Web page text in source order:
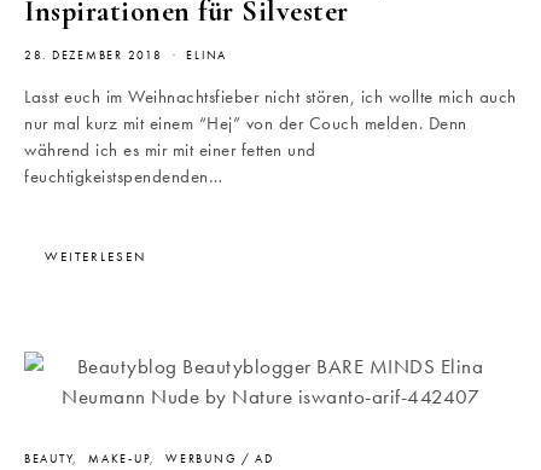
Inspirationen für Silvester
28. DEZEMBER 2018 ELINA
Lasst euch im Weihnachtsfieber nicht stören, ich wollte mich auch
nur mal kurz mit einem “Hej” von der Couch melden. Denn
während ich es mir mit einer fetten und
feuchtigkeistspendenden…
WEITERLESEN
BEAUTY MAKE-UP WERBUNG / AD